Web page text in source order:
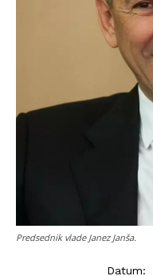
Predsednik vlade Janez Janša.
Datum: